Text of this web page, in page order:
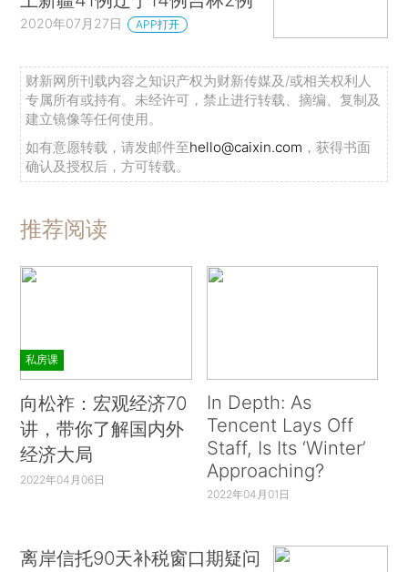
2020年07月27日 APP打开
财新网所刊载内容之知识产权为财新传媒及/或相关权利人
专属所有或持有。未经许可，禁止进行转载、摘编、复制及
建立镜像等任何使用。
如有意愿转载，请发邮件至hello@caixin.com ，获得书面
确认及授权后，方可转载。
推荐阅读
私房课
向松祚：宏观经济70
讲，带你了解国内外
经济大局
2022年04月06日
In Depth: As
Tencent Lays Off
Staff, Is Its ‘Winter’
Approaching?
2022年04月01日
离岸信托90天补税窗口期疑问